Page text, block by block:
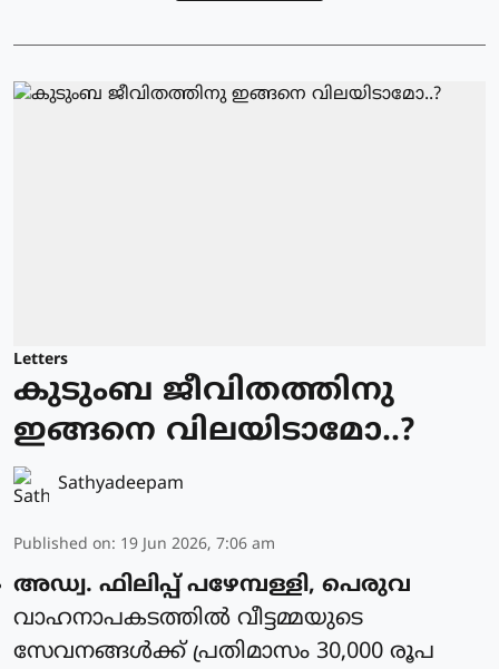
Letters
കുടുംബ ജീവിതത്തിനു
ഇങ്ങനെ വിലയിടാമോ..?
Sathyadeepam
Published on: 19 Jun 2026, 7:06 am
അഡ്വ. ഫിലിപ്പ് പഴേമ്പള്ളി, പെരുവ
വാഹനാപകടത്തിൽ വീട്ടമ്മയുടെ
സേവനങ്ങൾക്ക് പ്രതിമാസം 30,000 രൂപ